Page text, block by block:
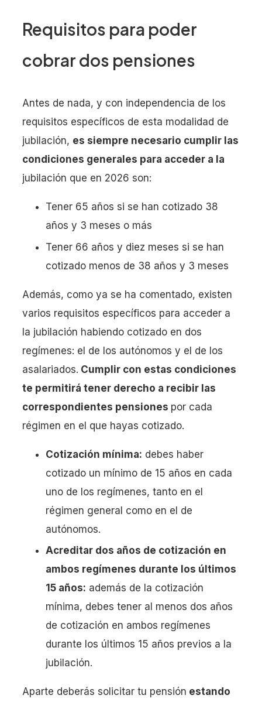
Requisitos para poder
cobrar dos pensiones
Antes de nada, y con independencia de los
requisitos específicos de esta modalidad de
jubilación, es siempre necesario cumplir las
condiciones generales para acceder a la
jubilación que en 2026 son:
Tener 65 años si se han cotizado 38
años y 3 meses o más
Tener 66 años y diez meses si se han
cotizado menos de 38 años y 3 meses
Además, como ya se ha comentado, existen
varios requisitos específicos para acceder a
la jubilación habiendo cotizado en dos
regímenes: el de los autónomos y el de los
asalariados. Cumplir con estas condiciones
te permitirá tener derecho a recibir las
correspondientes pensiones por cada
régimen en el que hayas cotizado.
Cotización mínima: debes haber
cotizado un mínimo de 15 años en cada
uno de los regímenes, tanto en el
régimen general como en el de
autónomos.
Acreditar dos años de cotización en
ambos regímenes durante los últimos
15 años: además de la cotización
mínima, debes tener al menos dos años
de cotización en ambos regímenes
durante los últimos 15 años previos a la
jubilación.
Aparte deberás solicitar tu pensión estando